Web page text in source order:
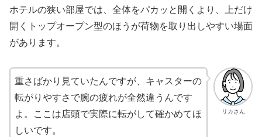
ホテルの狭い部屋では、全体をパカッと開くより、上だけ
開くトップオープン型のほうが荷物を取り出しやすい場面
があります。
リカさん
重さばかり見ていたんですが、キャスターの
転がりやすさで腕の疲れが全然違うんです
よ。ここは店頭で実際に転がして確かめてほ
しいです。